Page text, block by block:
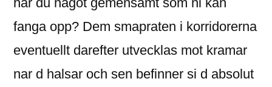
fanga opp? Dem smapraten i korridorerna
eventuellt darefter utvecklas mot kramar
nar d halsar och sen befinner si d absolut